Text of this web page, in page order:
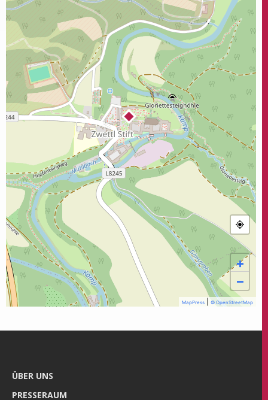
+
−
MapPress © OpenStreetMap
ÜBER UNS
PRES­SE­RAUM